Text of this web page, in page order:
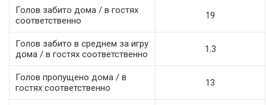
Голов забито дома / в гостях
соответственно
19
Голов забито в среднем за игру
дома / в гостях соответственно
1.3
Голов пропущено дома / в
гостях соответственно
13